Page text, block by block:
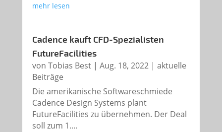
mehr lesen
Cadence kauft CFD-Spezialisten
FutureFacilities
von Tobias Best| Aug. 18, 2022| aktuelle
Beiträge
Die amerikanische Softwareschmiede
Cadence Design Systems plant
FutureFacilities zu übernehmen. Der Deal
soll zum 1....